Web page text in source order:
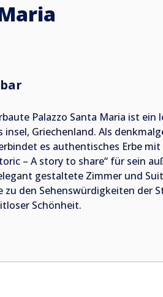
Palazzo Santa Maria ist
insel, Griechenland. Als
es authentisches Erbe
– A story to share“ für sein
gestaltete Zimmer und
den Sehenswürdigkeiten der
Schönheit.